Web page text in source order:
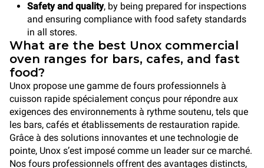
Safety and quality, by being prepared for inspections
and ensuring compliance with food safety standards
in all stores.
What are the best Unox commercial
oven ranges for bars, cafes, and fast
food?
Unox propose une gamme de fours professionnels à
cuisson rapide spécialement conçus pour répondre aux
exigences des environnements à rythme soutenu, tels que
les bars, cafés et établissements de restauration rapide.
Grâce à des solutions innovantes et une technologie de
pointe, Unox s’est imposé comme un leader sur ce marché.
Nos fours professionnels offrent des avantages distincts,